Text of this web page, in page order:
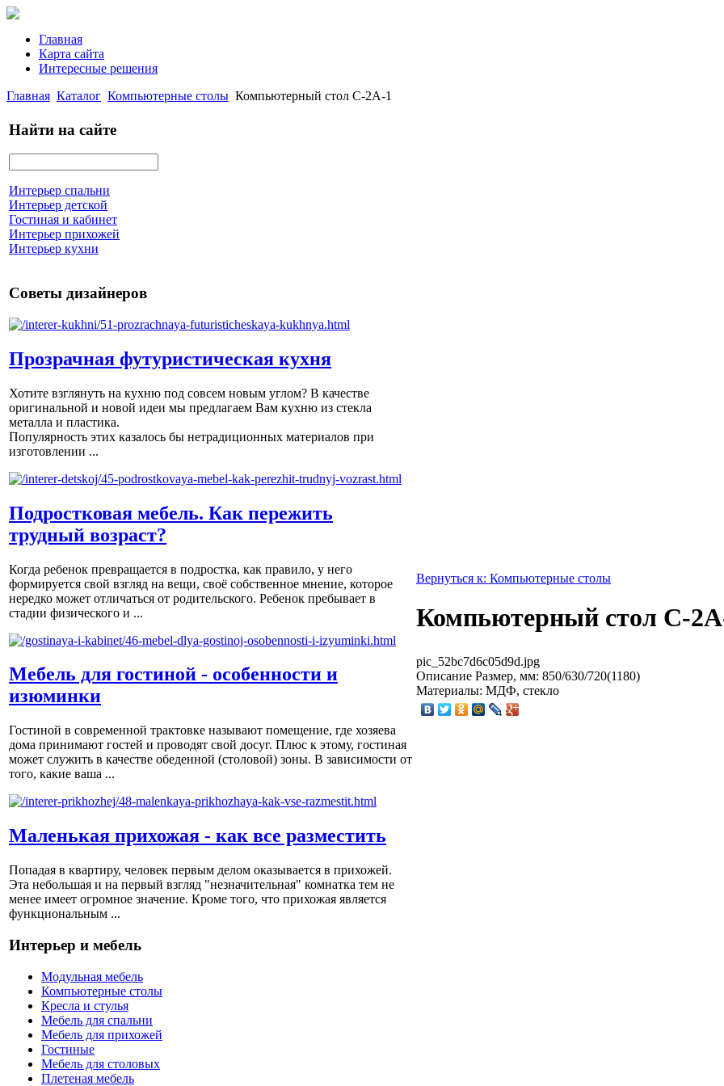
Главная
Карта сайта
Интересные решения
Главная Каталог Компьютерные столы Компьютерный стол C-2A-1
Найти на сайте
Интерьер спальни
Интерьер детской
Гостиная и кабинет
Интерьер прихожей
Интерьер кухни
Советы дизайнеров
Прозрачная футуристическая кухня
Хотите взглянуть на кухню под совсем новым углом? В качестве
оригинальной и новой идеи мы предлагаем Вам кухню из стекла
металла и пластика.
Популярность этих казалось бы нетрадиционных материалов при
изготовлении ...
Подростковая мебель. Как пережить
трудный возраст?
Когда ребенок превращается в подростка, как правило, у него
формируется свой взгляд на вещи, своё собственное мнение, которое
нередко может отличаться от родительского. Ребенок пребывает в
стадии физического и ...
Мебель для гостиной - особенности и
изюминки
Гостиной в современной трактовке называют помещение, где хозяева
дома принимают гостей и проводят свой досуг. Плюс к этому, гостиная
может служить в качестве обеденной (столовой) зоны. В зависимости от
того, какие ваша ...
Маленькая прихожая - как все разместить
Попадая в квартиру, человек первым делом оказывается в прихожей.
Эта небольшая и на первый взгляд "незначительная" комнатка тем не
менее имеет огромное значение. Кроме того, что прихожая является
функциональным ...
Интерьер и мебель
Модульная мебель
Компьютерные столы
Кресла и стулья
Мебель для спальни
Мебель для прихожей
Гостиные
Мебель для столовых
Плетеная мебель
Вернуться к: Компьютерные столы
Компьютерный стол C-
pic_52bc7d6c05d9d.jpg
Описание Размер, мм: 850/630/720(1180)
Материалы: МДФ, стекло